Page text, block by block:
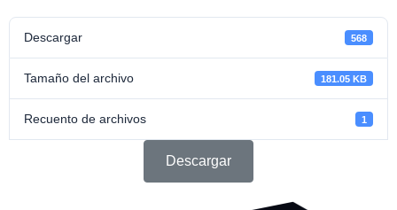
Descargar 568
Tamaño del archivo 181.05 KB
Recuento de archivos 1
Descargar